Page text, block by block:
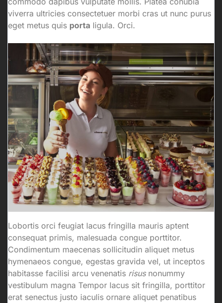
viverra ultricies consectetuer morbi cras ut nunc purus
eget metus quis porta ligula. Orci.
Lobortis orci feugiat lacus fringilla mauris aptent
consequat primis, malesuada congue porttitor.
Condimentum maecenas sollicitudin aliquet metus
hymenaeos congue, egestas gravida vel, ut inceptos
habitasse facilisi arcu venenatis risusnonummy
vestibulum magna Tempor lacus sit fringilla, porttitor
erat senectus justo iaculis ornare aliquet penatibus